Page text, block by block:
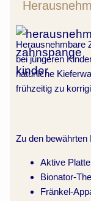
Herausnehmbare
bei jüngeren
natürliche
frühzeitig zu
Zu den bewährten
Aktive
Bionator-
Fränkel-